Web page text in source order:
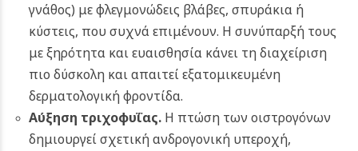
γνάθος) με φλεγμονώδεις βλάβες, σπυράκια ή
κύστεις, που συχνά επιμένουν. Η συνύπαρξή τους
με ξηρότητα και ευαισθησία κάνει τη διαχείριση
πιο δύσκολη και απαιτεί εξατομικευμένη
δερματολογική φροντίδα.
Αύξηση τριχοφυΐας. Η πτώση των οιστρογόνων
δημιουργεί σχετική ανδρογονική υπεροχή,